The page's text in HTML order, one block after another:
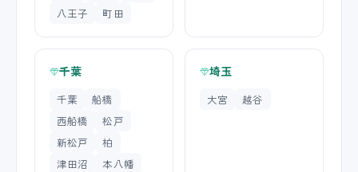
八王子
町田
千葉
千葉
船橋
西船橋
松戸
新松戸
柏
津田沼
本八幡
埼玉
大宮 越谷